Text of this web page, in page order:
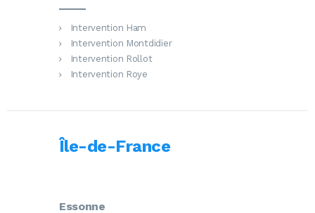
Intervention Ham
Intervention Montdidier
Intervention Rollot
Intervention Roye
Île-de-France
Essonne